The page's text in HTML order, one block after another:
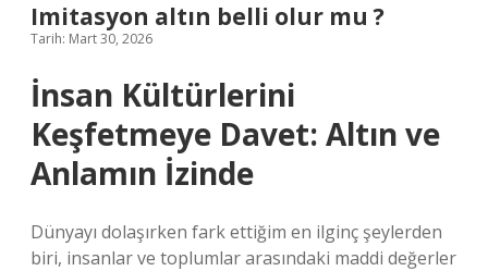
Imitasyon altın belli olur mu ?
Tarih: Mart 30, 2026
İnsan Kültürlerini
Keşfetmeye Davet: Altın ve
Anlamın İzinde
Dünyayı dolaşırken fark ettiğim en ilginç şeylerden
biri, insanlar ve toplumlar arasındaki maddi değerler